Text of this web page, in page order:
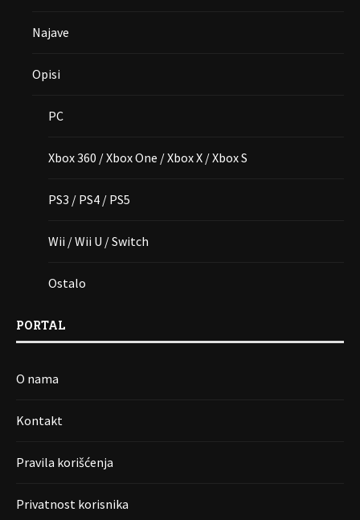
Najave
Opisi
PC
Xbox 360 / Xbox One / Xbox X / Xbox S
PS3 / PS4 / PS5
Wii / Wii U / Switch
Ostalo
PORTAL
O nama
Kontakt
Pravila korišćenja
Privatnost korisnika